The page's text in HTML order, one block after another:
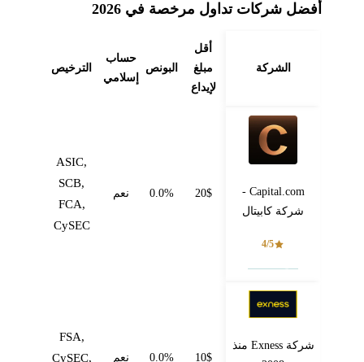
أفضل شركات تداول مرخصة في 2026
الشركة
أقل
مبلغ
لإيداع
البونص
حساب
إسلامي
الترخيص
Capital.com -
شركة كابيتال
4/5
20$
0.0% نعم
ASIC,
SCB,
FCA,
CySEC
شركة Exness منذ
10$
0.0% نعم
FSA,
CySEC,